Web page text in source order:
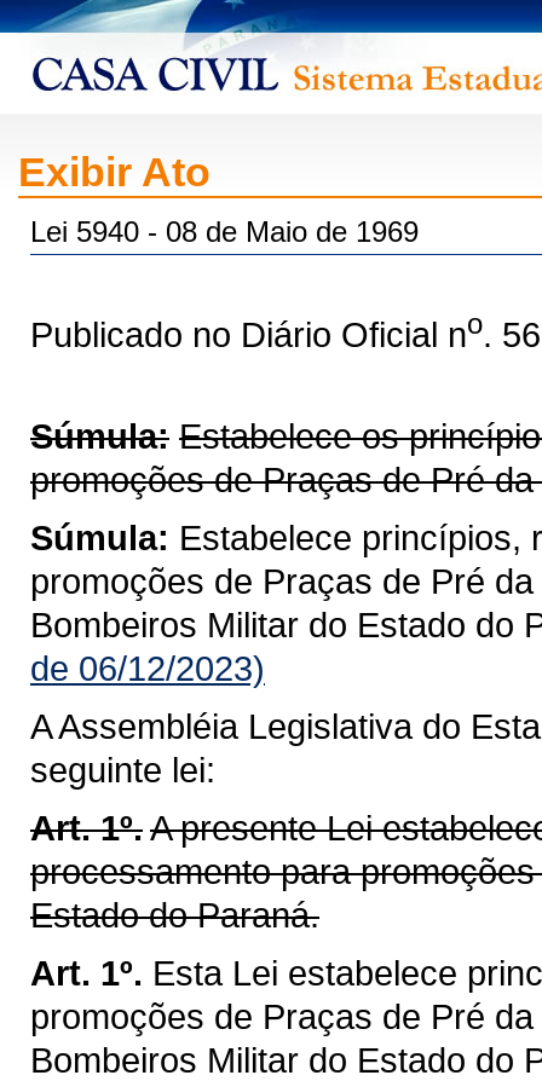
Exibir Ato
Lei 5940 - 08 de Maio de 1969
Publicado no Diário Oficial no.
Súmula: Estabelece os
promoções de Praças de Pré
Súmula: Estabelece princípios,
promoções de Praças de Pré
Bombeiros Militar do Estado do
de 06/12/2023)
A Assembléia Legislativa do
seguinte lei:
Art. 1º.A presente Lei
processamento para
Estado do Paraná.
Art. 1º. Esta Lei estabelece
promoções de Praças de Pré
Bombeiros Militar do Estado do